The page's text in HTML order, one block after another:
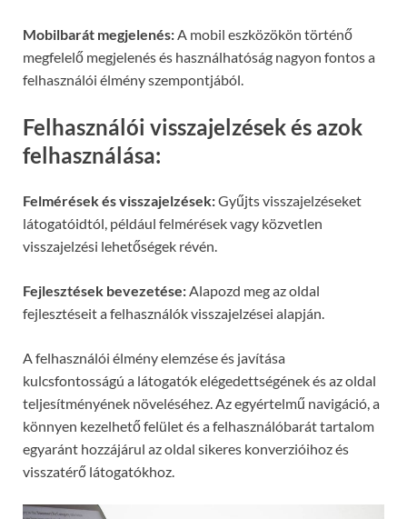
Mobilbarát megjelenés:A mobil eszközökön történő
megfelelő megjelenés és használhatóság nagyon fontos a
felhasználói élmény szempontjából.
Felhasználói visszajelzések és azok
felhasználása:
Felmérések és visszajelzések:Gyűjts visszajelzéseket
látogatóidtól, például felmérések vagy közvetlen
visszajelzési lehetőségek révén.
Fejlesztések bevezetése:Alapozd meg az oldal
fejlesztéseit a felhasználók visszajelzései alapján.
A felhasználói élmény elemzése és javítása
kulcsfontosságú a látogatók elégedettségének és az oldal
teljesítményének növeléséhez. Az egyértelmű navigáció, a
könnyen kezelhető felület és a felhasználóbarát tartalom
egyaránt hozzájárul az oldal sikeres konverzióihoz és
visszatérő látogatókhoz.